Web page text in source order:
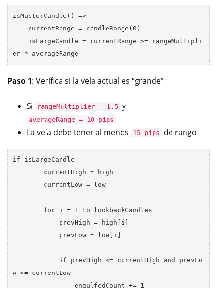
isMasterCandle() =>
Paso 1: Verifica si la vela actual es “grande”
Si rangeMultiplier = 1.5 y
averageRange = 10 pips
La vela debe tener al menos 15 pips de rango
if isLargeCandle
w >= currentLow